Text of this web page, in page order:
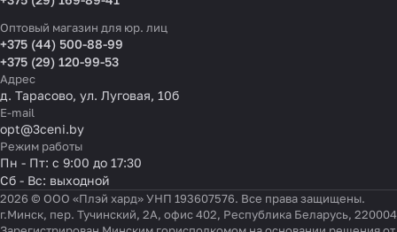
Оптовый магазин для юр. лиц
+375 (44) 500-88-99
+375 (29) 120-99-53
Адрес
д. Тарасово, ул. Луговая, 10б
E-mail
opt@3ceni.by
Режим работы
Пн - Пт: с 9:00 до 17:30
Сб - Вс: выходной
2026 © ООО «Плэй хард» УНП 193607576. Все права защищены.
г.Минск, пер. Тучинский, 2А, офис 402, Республика Беларусь, 220004